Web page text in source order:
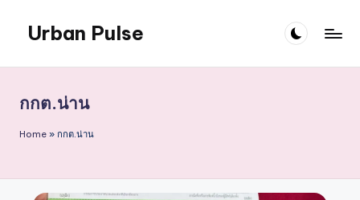
content
Urban Pulse
กกต.น่าน
Home » กกต.น่าน